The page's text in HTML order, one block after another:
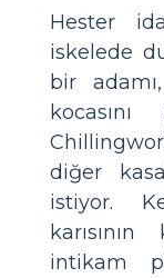
Hester
iskelede
bir
diğer
istiyor.
intikam